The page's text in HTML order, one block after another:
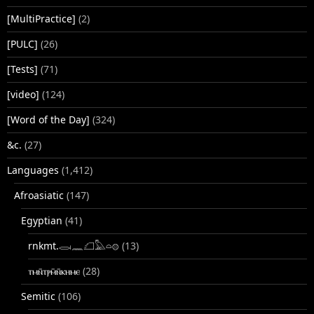
[MultiPractice] (2)
[PULC] (26)
[Tests] (71)
[video] (124)
[Word of the Day] (324)
&c. (27)
Languages (1,412)
Afroasiatic (147)
Egyptian (41)
rnkmt.𓂋𓏺𓈖𓆎𓅓𓏏𓊖 (13)
ⲧⲙⲛ̄ⲧⲣⲙ̄ⲛ̄ⲕⲏⲙⲉ (28)
Semitic (106)